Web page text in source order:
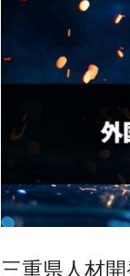
三重県人材